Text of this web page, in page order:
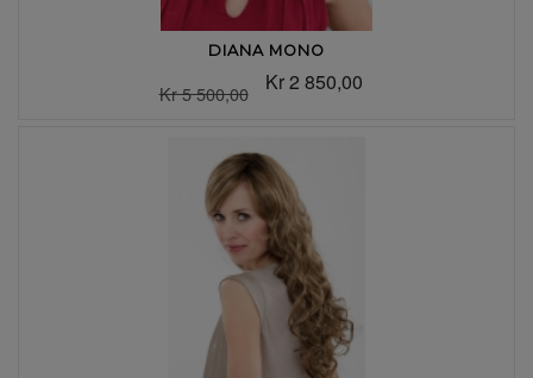
DIANA MONO
Kr 5 500,00 Kr 2 850,00